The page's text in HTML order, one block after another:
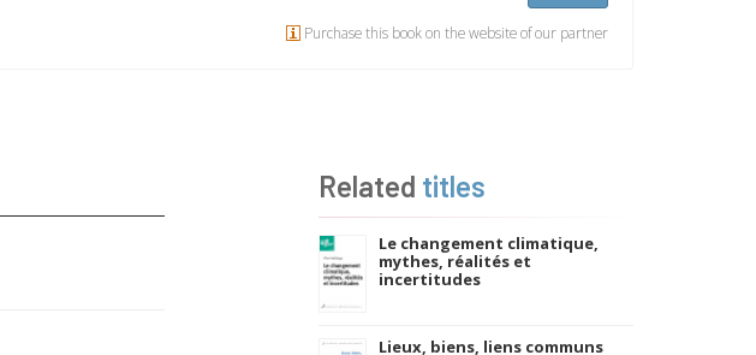
Purchase this book on the website of our partner
Related titles
Le changement climatique,
mythes, réalités et
incertitudes
Lieux, biens, liens communs